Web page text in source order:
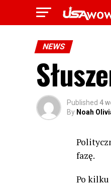
NEWS
Published 4
By Noah
fazę.
Po kilku